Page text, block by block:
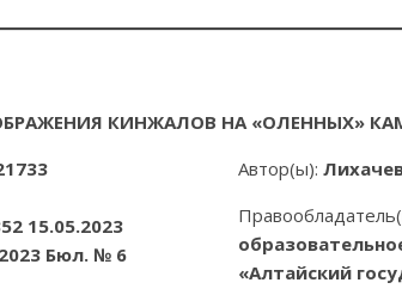
КИНЖАЛОВ НА «ОЛЕННЫХ»
15.05.2023
Бюл. № 6
Автор(ы):
«Алтайский